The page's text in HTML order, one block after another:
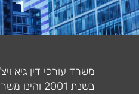
משרד עורכי דין גיא
בשנת 2001